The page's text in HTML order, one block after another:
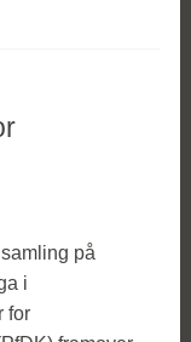
på
i
for